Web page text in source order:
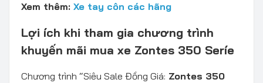
Xem thêm: Xe tay côn các hãng
Lợi ích khi tham gia chương trình
khuyến mãi mua xe Zontes 350 Seríe
Chương trình “Siêu Sale Đồng Giá: Zontes 350